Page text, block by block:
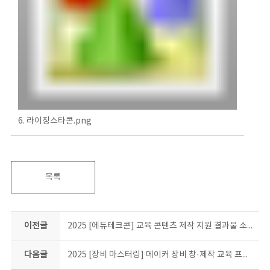
6. 라이징스타콘.png
목록
이전글 2025 [에듀테크콘] 교육 콘텐츠 제작 지원 결과물 소개
다음글 2025 [장비 마스터링] 메이커 장비 창·제작 교육 프로그램 결과물 소개